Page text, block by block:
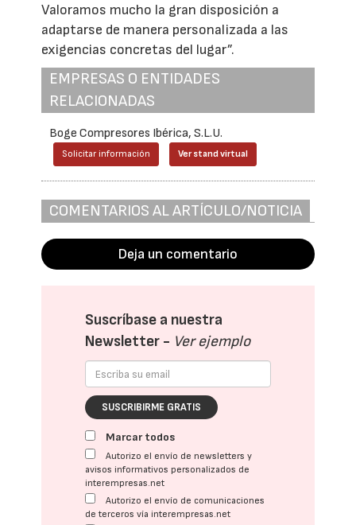
Valoramos mucho la gran disposición a
adaptarse de manera personalizada a las
exigencias concretas del lugar”.
EMPRESAS O ENTIDADES
RELACIONADAS
Boge Compresores Ibérica, S.L.U.
Solicitar información Ver stand virtual
COMENTARIOS AL ARTÍCULO/NOTICIA
Deja un comentario
Suscríbase a nuestra
Newsletter - Ver ejemplo
SUSCRIBIRME GRATIS
Marcar todos
Autorizo el envío de newsletters y
avisos informativos personalizados de
interempresas.net
Autorizo el envío de comunicaciones
de terceros vía interempresas.net